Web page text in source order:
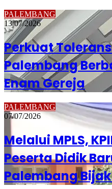
PALEMBANG
13/07/2026
Perkuat
Palembang
Enam Gereja
PALEMBANG
07/07/2026
Melalui MPLS,
Peserta Didik
Palembang